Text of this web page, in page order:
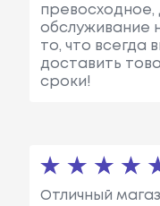
превосходное,
обслуживание
то, что всегда
доставить
сроки!
Отличный